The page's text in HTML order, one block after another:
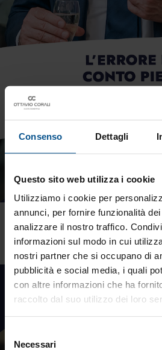
Consenso Dettagli
Questo sito web utilizza i cookie
Utilizziamo i cookie per
annunci, per fornire funzionalità
analizzare il nostro traffico.
informazioni sul modo in cui
nostri partner che si occupano di
pubblicità e social media, i quali
con altre informazioni che ha
raccolto dal suo utilizzo dei loro
Selezione
delNecessari
La troppa liquidità è un
l’inflazione e non